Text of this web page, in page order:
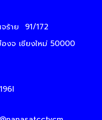
ร้าย
91/172
งจ เชียงใหม่ 50000